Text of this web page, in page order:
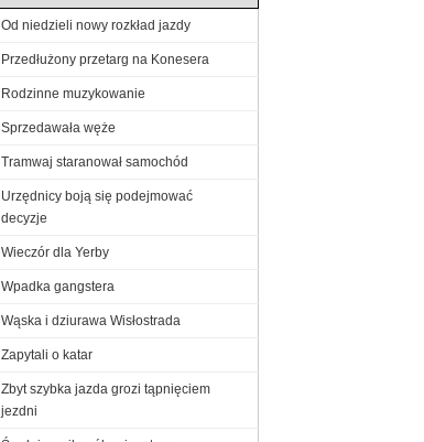
Od niedzieli nowy rozkład jazdy
Przedłużony przetarg na Konesera
Rodzinne muzykowanie
Sprzedawała węże
Tramwaj staranował samochód
Urzędnicy boją się podejmować
decyzje
Wieczór dla Yerby
Wpadka gangstera
Wąska i dziurawa Wisłostrada
Zapytali o katar
Zbyt szybka jazda grozi tąpnięciem
jezdni